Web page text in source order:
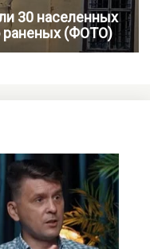
30 населенных
раненых (ФОТО)